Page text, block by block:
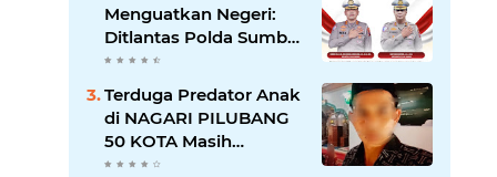
Padang
Menguatkan Negeri:
Ditlantas Polda Sumbar
Apresiasi Peran
Dharma Wanita
sebagai Pilar
Pengabdian
Terduga Predator Anak
di NAGARI PILUBANG
50 KOTA Masih
Berkeliaran